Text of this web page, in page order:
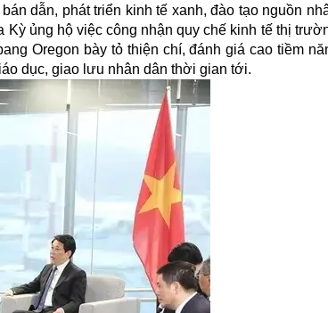
dẫn, phát triển kinh tế xanh, đào tạo nguồn
ủng hộ việc công nhận quy chế kinh tế thị
Oregon bày tỏ thiện chí, đánh giá cao tiềm
dục, giao lưu nhân dân thời gian tới.